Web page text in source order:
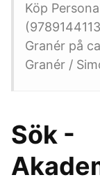
Köp
Granér på
Granér /
Sök -